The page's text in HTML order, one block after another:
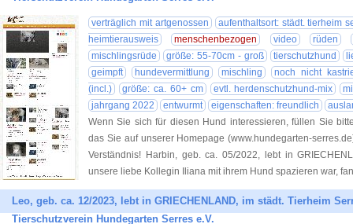
verträglich mit artgenossen
aufenthaltsort: städt. tierheim
heimtierausweis
menschenbezogen video
rüden
mischlingsrüde
größe: 55-70cm - groß tierschutzhund
geimpft
hundevermittlung mischling
noch nicht
(incl.)
größe: ca. 60+ cm evtl. herdenschutzhund-mix
jahrgang 2022
entwurmt eigenschaften: freundlich
Wenn Sie sich für diesen Hund interessieren, füllen Sie
das Sie auf unserer Homepage (www.hundegarten-
Verständnis! Harbin, geb. ca. 05/2022, lebt in
unsere liebe Kollegin Iliana mit ihrem Hund spazieren war,
Leo, geb. ca. 12/2023, lebt in GRIECHENLAND, im städt. Tierheim
Tierschutzverein Hundegarten Serres e.V.